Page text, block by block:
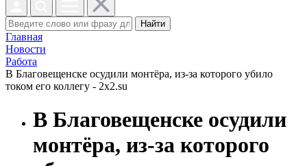
Найти
Главная
Новости
Работа
В Благовещенске осудили монтёра, из-за которого убило
током его коллегу - 2x2.su
В Благовещенске осудили
монтёра, из-за которого